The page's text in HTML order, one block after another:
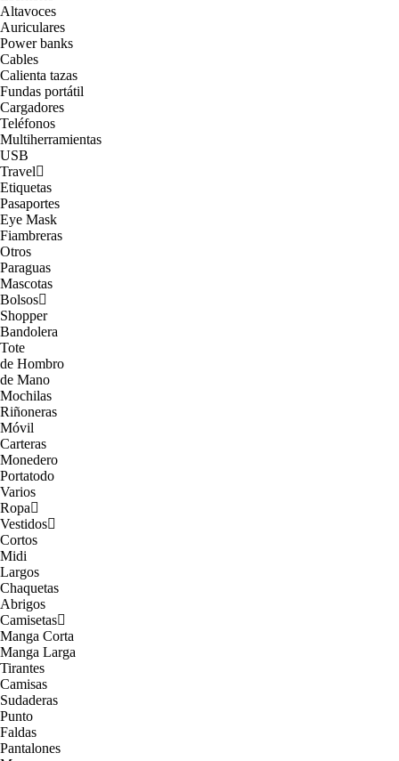
Altavoces
Auriculares
Power banks
Cables
Calienta tazas
Fundas portátil
Cargadores
Teléfonos
Multiherramientas
USB
Travel
Etiquetas
Pasaportes
Eye Mask
Fiambreras
Otros
Paraguas
Mascotas
Bolsos
Shopper
Bandolera
Tote
de Hombro
de Mano
Mochilas
Riñoneras
Móvil
Carteras
Monedero
Portatodo
Varios
Ropa
Vestidos
Cortos
Midi
Largos
Chaquetas
Abrigos
Camisetas
Manga Corta
Manga Larga
Tirantes
Camisas
Sudaderas
Punto
Faldas
Pantalones